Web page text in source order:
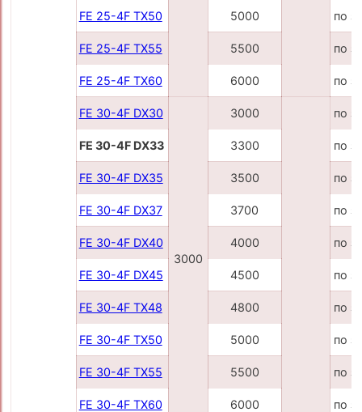
FE 25-4F TX50 5000 по
FE 25-4F TX55 5500 по
FE 25-4F TX60 6000 по
FE 30-4F DX30
3000
3000 по
FE 30-4F DX33 3300 по
FE 30-4F DX35 3500 по
FE 30-4F DX37 3700 по
FE 30-4F DX40 4000 по
FE 30-4F DX45 4500 по
FE 30-4F TX48 4800 по
FE 30-4F TX50 5000 по
FE 30-4F TX55 5500 по
FE 30-4F TX60 6000 по